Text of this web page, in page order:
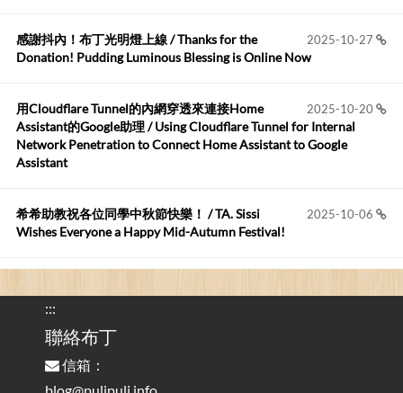
2026-05-17
布丁布丁吃布丁:
2026-05-15
Robertmycs:
這篇WinXP公用電腦安裝與優化的步驟超...
您好,首先肯定感謝您造福許多莘莘學子。有...
2025-10-27
感謝抖內！布丁光明燈上線 / Thanks for the
Donation! Pudding Luminous Blessing is Online Now
2025-10-20
用Cloudflare Tunnel的內網穿透來連接Home
Assistant的Google助理 / Using Cloudflare Tunnel for Internal
Network Penetration to Connect Home Assistant to Google
Assistant
2025-10-06
希希助教祝各位同學中秋節快樂！ / TA. Sissi
Wishes Everyone a Happy Mid-Autumn Festival!
為何桌前打字總是腰痠背痛？桌子高度和螢幕高度
對人體工學的影響 / The Effect of Desk and Monitor Height on
:::
聯絡布丁
信箱：